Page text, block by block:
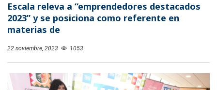
Escala releva a “emprendedores destacados
2023” y se posiciona como referente en
materias de
22 noviembre, 2023 1053